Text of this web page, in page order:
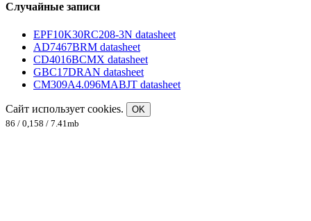
Случайные записи
EPF10K30RC208-3N datasheet
AD7467BRM datasheet
CD4016BCMX datasheet
GBC17DRAN datasheet
CM309A4.096MABJT datasheet
Сайт использует cookies.
OK
86 / 0,158 / 7.41mb